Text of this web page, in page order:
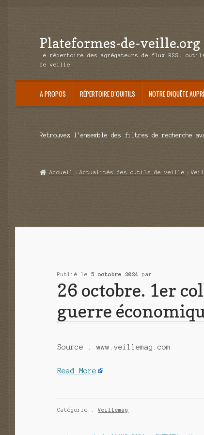
Aller
à
Aller
au
Plateformes-de-veille.org
Le répertoire des agrégateurs de flux RSS,
de veille
A PROPOS RÉPERTOIRE D’OUITILS NOTRE ENQUÊTE
Retrouvez l’ensemble des filtres de recherche
Accueil Actualités des outils de veille
Publié le5 octobre 2024 par
26 octobre. 1er
guerre
Source : www.veillemag.com
Read More
Catégorie :Veillemag